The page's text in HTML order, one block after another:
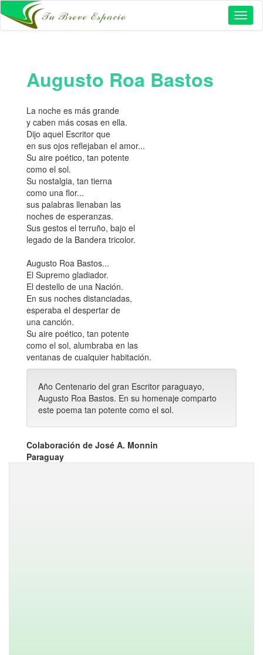
Augusto Roa Bastos
La noche es más grande
y caben más cosas en ella.
Dijo aquel Escritor que
en sus ojos reflejaban el amor...
Su aire poético, tan potente
como el sol.
Su nostalgia, tan tierna
como una flor...
sus palabras llenaban las
noches de esperanzas.
Sus gestos el terruño, bajo el
legado de la Bandera tricolor.
Augusto Roa Bastos...
El Supremo gladiador.
El destello de una Nación.
En sus noches distanciadas,
esperaba el despertar de
una canción.
Su aire poético, tan potente
como el sol, alumbraba en las
ventanas de cualquier habitación.
Año Centenario del gran Escritor paraguayo,
Augusto Roa Bastos. En su homenaje comparto
este poema tan potente como el sol.
Colaboración de José A. Monnin
Paraguay